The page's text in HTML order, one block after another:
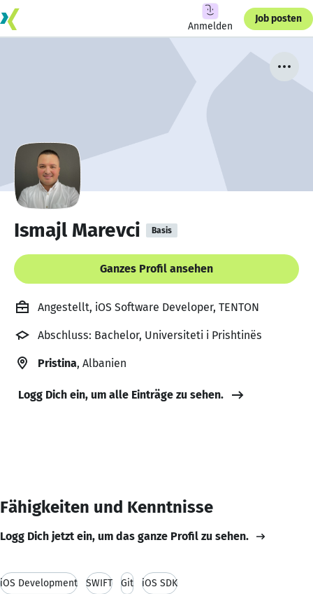
Anmelden
Job posten
Ismajl Marevci Basis
Ganzes Profil ansehen
Angestellt, iOS Software Developer, TENTON
Abschluss: Bachelor, Universiteti i Prishtinës
Pristina, Albanien
Logg Dich ein, um alle Einträge zu sehen.
Fähigkeiten und Kenntnisse
Logg Dich jetzt ein, um das ganze Profil zu sehen.
iOS Development SWIFT Git iOS SDK